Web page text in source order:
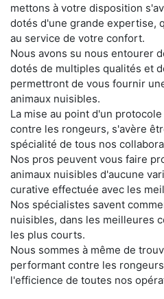
mettons à votre disposition
dotés d'une grande expertise,
au service de votre confort.
Nous avons su nous entourer
dotés de multiples qualités et
permettront de vous fournir
animaux nuisibles.
La mise au point d'un
contre les rongeurs, s'avère
spécialité de tous nos
Nos pros peuvent vous faire
animaux nuisibles d'aucune
curative effectuée avec les
Nos spécialistes savent
nuisibles, dans les meilleures
les plus courts.
Nous sommes à même de
performant contre les
l'efficience de toutes nos